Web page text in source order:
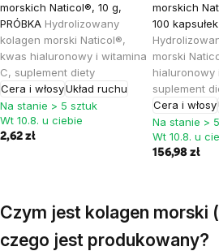
morskich Naticol®, 10 g,
PRÓBKA Hydrolizowany
kolagen morski Naticol®,
kwas hialuronowy i witamina
C, suplement diety
Cera i włosyUkład ruchu
Na stanie > 5 sztuk
Wt 10.8. u ciebie
2,62 zł
morskich
100
morski
hialuronowy
suplement
Cera i włosy
Na stanie >
Wt 10.8. u
156,98 zł
Czym jest kolagen morski
czego jest produkowany?